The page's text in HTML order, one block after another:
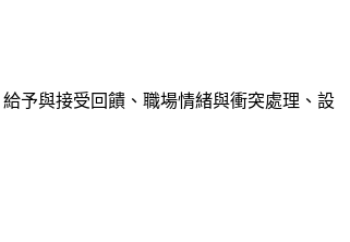
予與接受回饋、職場情緒與衝突處理、設